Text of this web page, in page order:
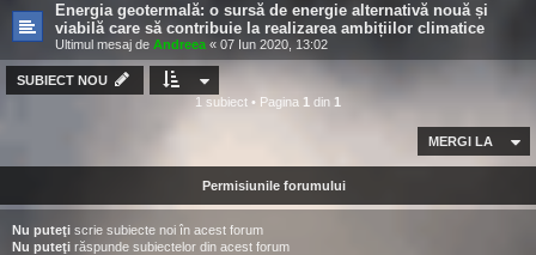
Energia geotermală: o sursă de energie alternativă nouă și
viabilă care să contribuie la realizarea ambițiilor climatice
Ultimul mesaj de Andreea « 07 Iun 2020, 13:02
SUBIECT NOU
1 subiect • Pagina 1 din 1
MERGI LA
Permisiunile forumului
Nu puteţi scrie subiecte noi în acest forum
Nu puteţi răspunde subiectelor din acest forum